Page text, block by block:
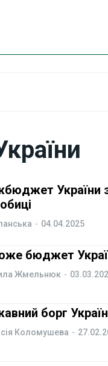
України
- 04.04.2025
бюджет
Жмельнюк -
борг
Коломушева -